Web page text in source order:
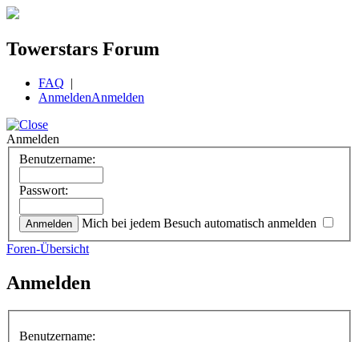
Towerstars Forum
FAQ |
AnmeldenAnmelden
Anmelden
Benutzername:
Passwort:
Mich bei jedem Besuch automatisch anmelden
Foren-Übersicht
Anmelden
Benutzername: